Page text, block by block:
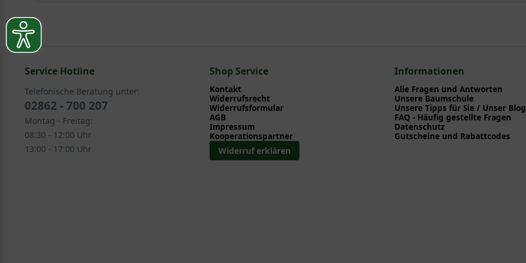
Ziergehölze > Frühjahrsblüher > Ginster - Cytisus
Ziergehölze > Sommerblüher > Ginster - Cytisus
Service Hotline
Telefonische Beratung unter:
02862 - 700 207
Montag - Freitag:
08:30 - 12:00 Uhr
13:00 - 17:00 Uhr
Shop Service
Kontakt
Widerrufsrecht
Widerrufsformular
AGB
Impressum
Kooperationspartner
Widerruf erklären
Informationen
Alle Fragen und Antworten
Unsere Baumschule
Unsere Tipps für Sie / Unser Blog
FAQ - Häufig gestellte Fragen
Datenschutz
Gutscheine und Rabattcodes